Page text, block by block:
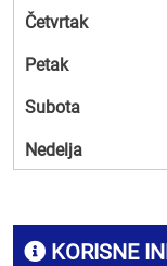
KORISNE
Četvrtak
Petak
Subota
Nedelja